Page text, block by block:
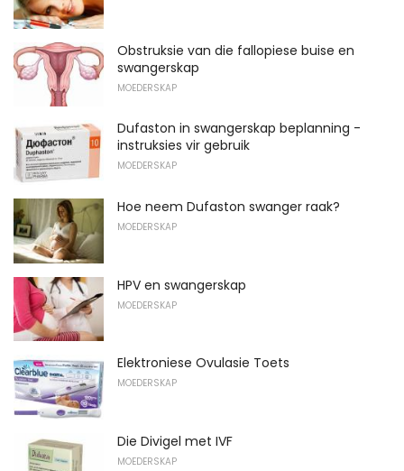
Obstruksie van die fallopiese buise en
swangerskap
MOEDERSKAP
Dufaston in swangerskap beplanning -
instruksies vir gebruik
MOEDERSKAP
Hoe neem Dufaston swanger raak?
MOEDERSKAP
HPV en swangerskap
MOEDERSKAP
Elektroniese Ovulasie Toets
MOEDERSKAP
Die Divigel met IVF
MOEDERSKAP